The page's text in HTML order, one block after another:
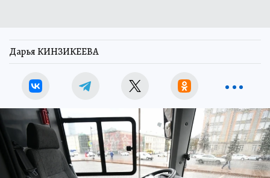
Дарья КИНЗИКЕЕВА